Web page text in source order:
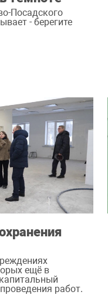
Посадского
- берегите
ещё в
работ.